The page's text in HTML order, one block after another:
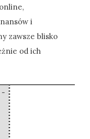
i
zawsze blisko
od ich
-